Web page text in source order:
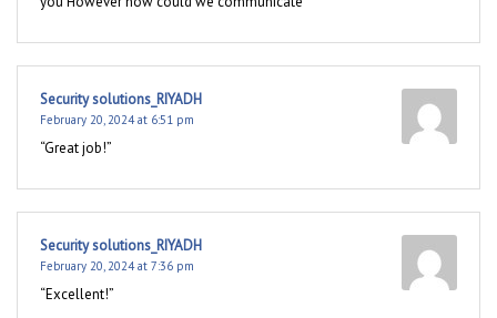
Security solutions_RIYADH
February 20, 2024 at 6:51 pm
“Great job!”
Security solutions_RIYADH
February 20, 2024 at 7:36 pm
“Excellent!”